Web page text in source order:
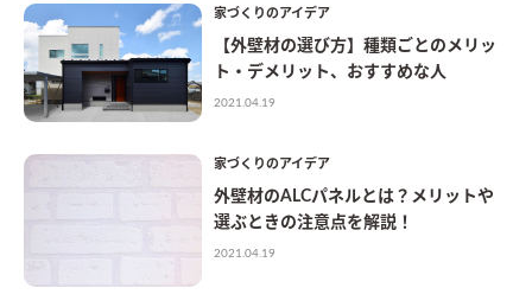
家づくりのアイデア
【外壁材の選び方】種類ごとのメリッ
ト・デメリット、おすすめな人
2021.04.19
家づくりのアイデア
外壁材のALCパネルとは？メリットや
選ぶときの注意点を解説！
2021.04.19